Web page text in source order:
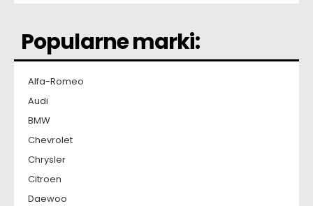
Popularne marki:
Alfa-Romeo
Audi
BMW
Chevrolet
Chrysler
Citroen
Daewoo